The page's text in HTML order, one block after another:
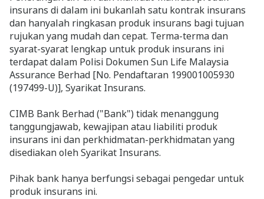
insurans di dalam ini bukanlah satu kontrak insurans
dan hanyalah ringkasan produk insurans bagi tujuan
rujukan yang mudah dan cepat. Terma-terma dan
syarat-syarat lengkap untuk produk insurans ini
terdapat dalam Polisi Dokumen Sun Life Malaysia
Assurance Berhad [No. Pendaftaran 199001005930
(197499-U)], Syarikat Insurans.
CIMB Bank Berhad ("Bank") tidak menanggung
tanggungjawab, kewajipan atau liabiliti produk
insurans ini dan perkhidmatan-perkhidmatan yang
disediakan oleh Syarikat Insurans.
Pihak bank hanya berfungsi sebagai pengedar untuk
produk insurans ini.